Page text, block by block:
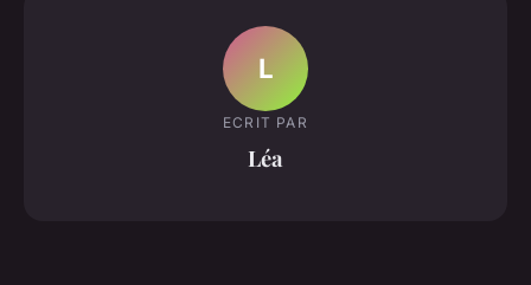
L
ECRIT PAR
Léa